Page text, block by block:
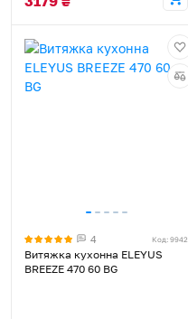
4 Код: 9942
Витяжка кухонна ELEYUS
BREEZE 470 60 BG